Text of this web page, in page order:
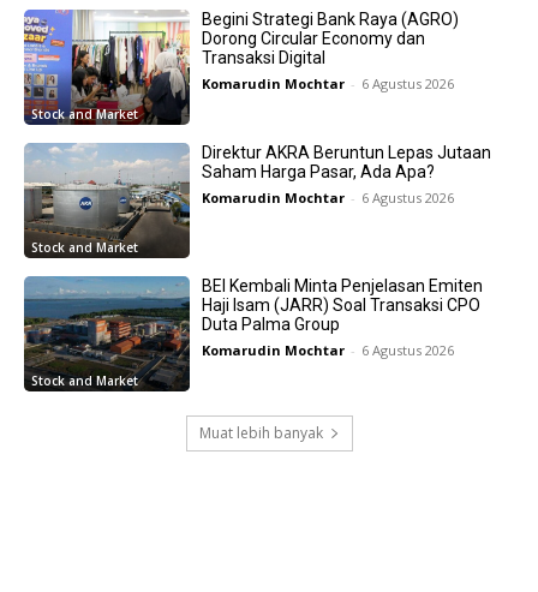
Stock and Market
Begini Strategi Bank Raya (AGRO)
Dorong Circular Economy dan
Transaksi Digital
Komarudin Mochtar - 6 Agustus 2026
Stock and Market
Direktur AKRA Beruntun Lepas Jutaan
Saham Harga Pasar, Ada Apa?
Komarudin Mochtar - 6 Agustus 2026
Stock and Market
BEI Kembali Minta Penjelasan Emiten
Haji Isam (JARR) Soal Transaksi CPO
Duta Palma Group
Komarudin Mochtar - 6 Agustus 2026
Muat lebih banyak